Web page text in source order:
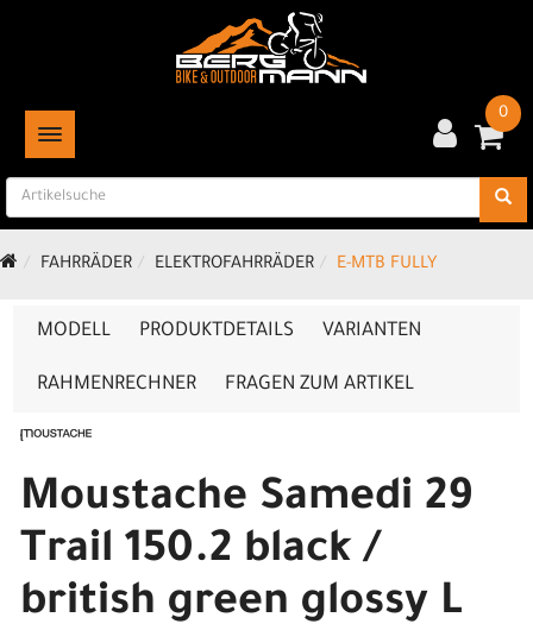
TOGGLE NAVIGATION
0
FAHRRÄDER ELEKTROFAHRRÄDER E-MTB FULLY
MODELL PRODUKTDETAILS VARIANTEN
RAHMENRECHNER FRAGEN ZUM ARTIKEL
Moustache Samedi 29
Trail 150.2 black /
british green glossy L